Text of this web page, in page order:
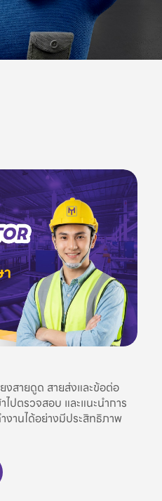
งสายดูด สายส่งและข้อต่อ
ปตรวจสอบ และแนะนำการ
งานได้อย่างมีประสิทธิภาพ